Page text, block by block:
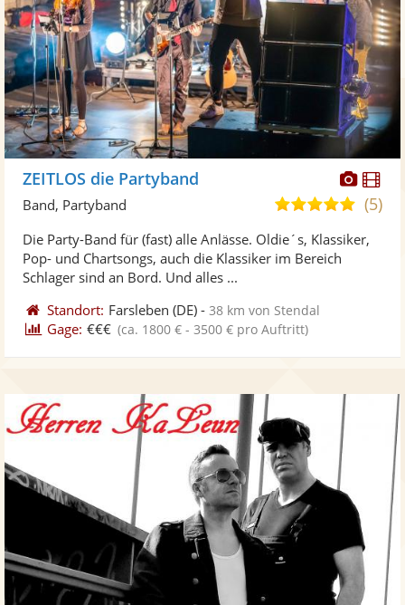
Fotos
ZEITLOS die Partyband
5,0
5
(5)
Band, Partyband
Die Party-Band für (fast) alle Anlässe. Oldie´s, Klassiker,
Pop- und Chartsongs, auch die Klassiker im Bereich
Schlager sind an Bord. Und alles ...
Standort: Farsleben (DE) -38 km von Stendal
Gage: €€€ (ca. 1800 € - 3500 € pro Auftritt)